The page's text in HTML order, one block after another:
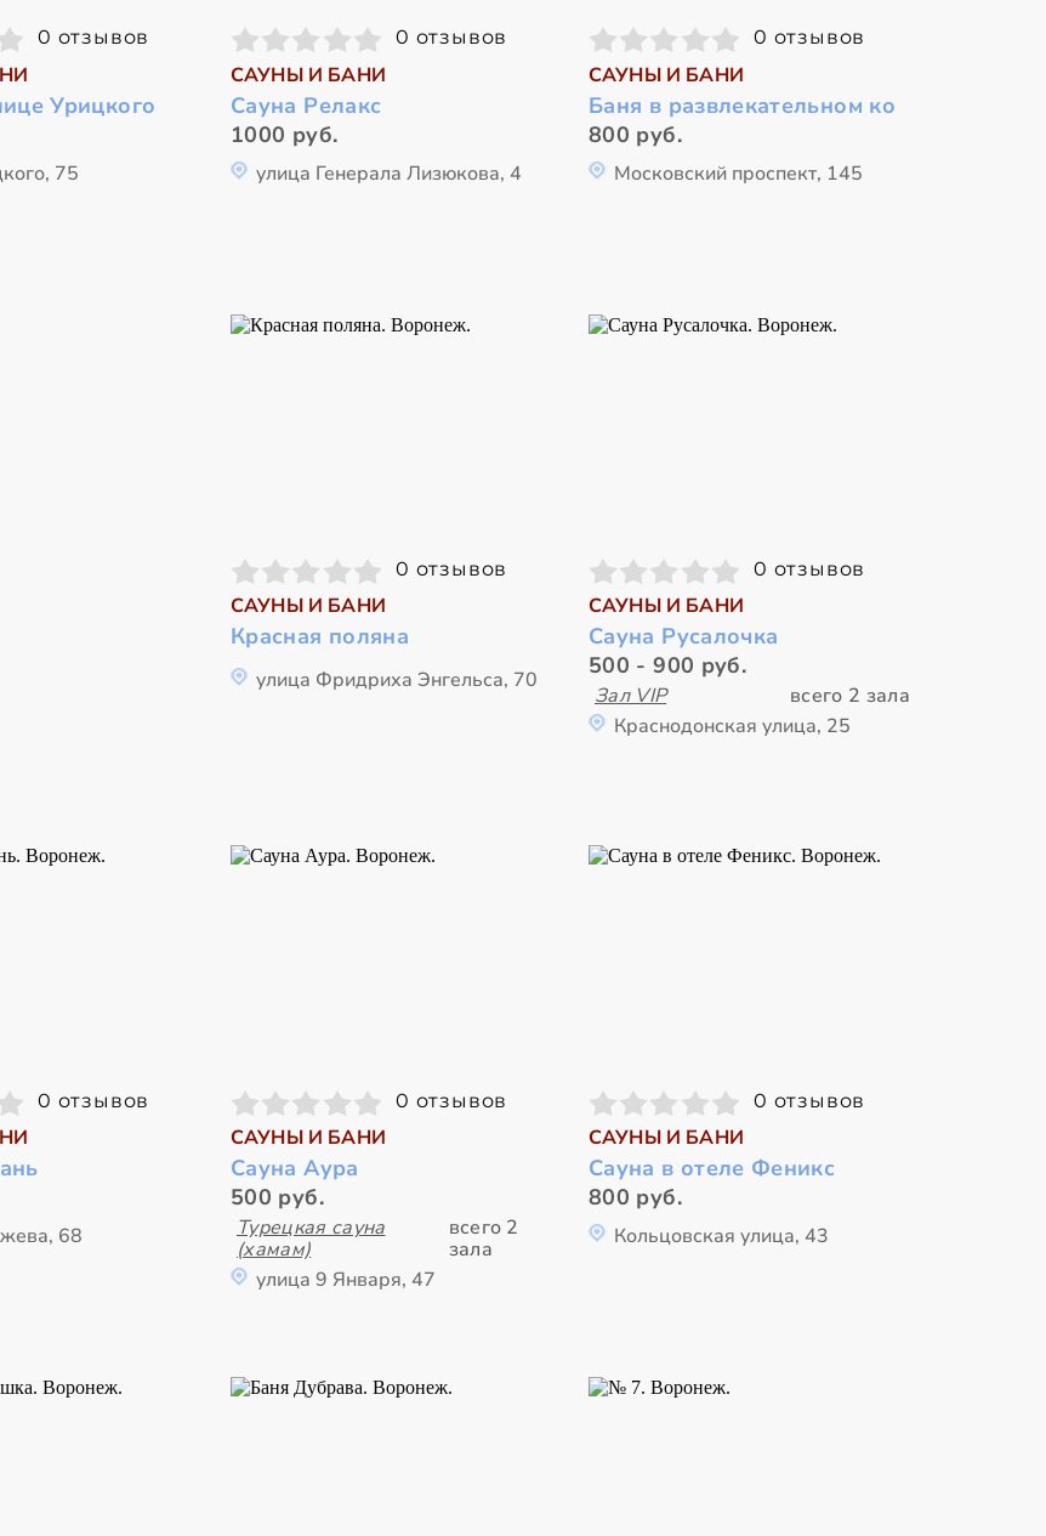
0 отзывов
Урицкого
75
0 отзывов
САУНЫ И БАНИ
Сауна Релакс
1000 руб.
улица Генерала Лизюкова, 4
0 отзывов
САУНЫ И БАНИ
Баня в развлекательном ко
800 руб.
Московский проспект, 145
0 отзывов
САУНЫ И БАНИ
Красная поляна
улица Фридриха Энгельса, 70
0 отзывов
САУНЫ И БАНИ
Сауна Русалочка
500 - 900 руб.
Зал VIP
всего 2 зала
Краснодонская улица, 25
0 отзывов
68
0 отзывов
САУНЫ И БАНИ
Сауна Аура
500 руб.
Турецкая сауна
(хамам)
всего 2
зала
улица 9 Января, 47
0 отзывов
САУНЫ И БАНИ
Сауна в отеле Феникс
800 руб.
Кольцовская улица, 43